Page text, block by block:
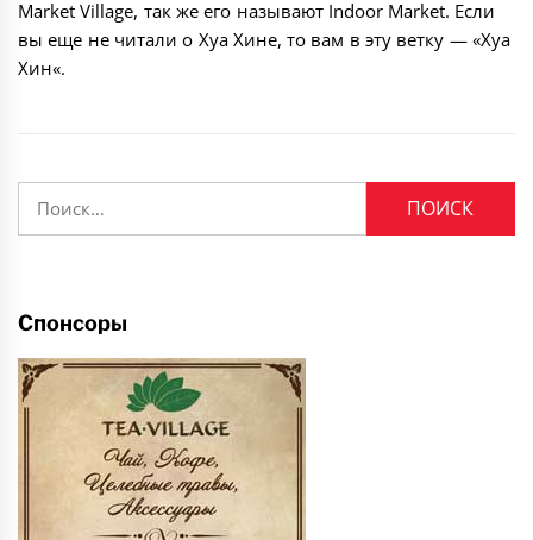
Market Village, так же его называют Indoor Market. Если
вы еще не читали о Хуа Хине, то вам в эту ветку — «Хуа
Хин«.
Спонсоры